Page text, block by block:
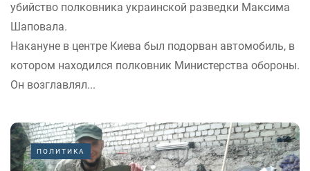
убийство полковника украинской разведки Максима
Шаповала.
Накануне в центре Киева был подорван автомобиль, в
котором находился полковник Министерства обороны.
Он возглавлял...
ПОЛИТИКА